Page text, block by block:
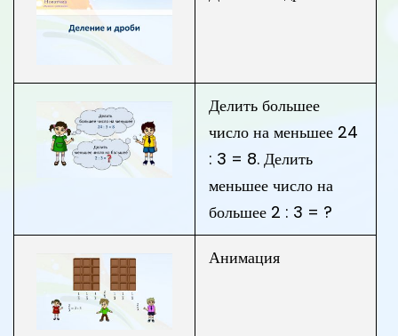
Делить большее
число на меньшее 24
: 3 = 8. Делить
меньшее число на
большее 2 : 3 = ?
Анимация